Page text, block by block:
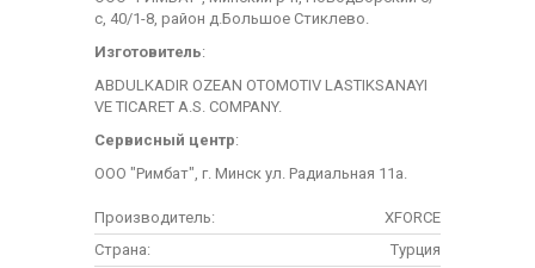
с, 40/1-8, район д.Большое Стиклево.
Изготовитель:
ABDULKADIR OZEAN OTOMOTIV LASTIKSANAYI
VE TICARET A.S. COMPANY.
Сервисный центр:
ООО "Римбат", г. Минск ул. Радиальная 11а.
Производитель:
XFORCE
Страна:
Турция